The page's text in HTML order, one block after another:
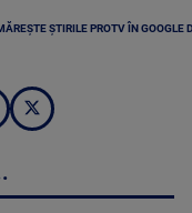
ȘTIRILE PROTV ÎN GOOGLE